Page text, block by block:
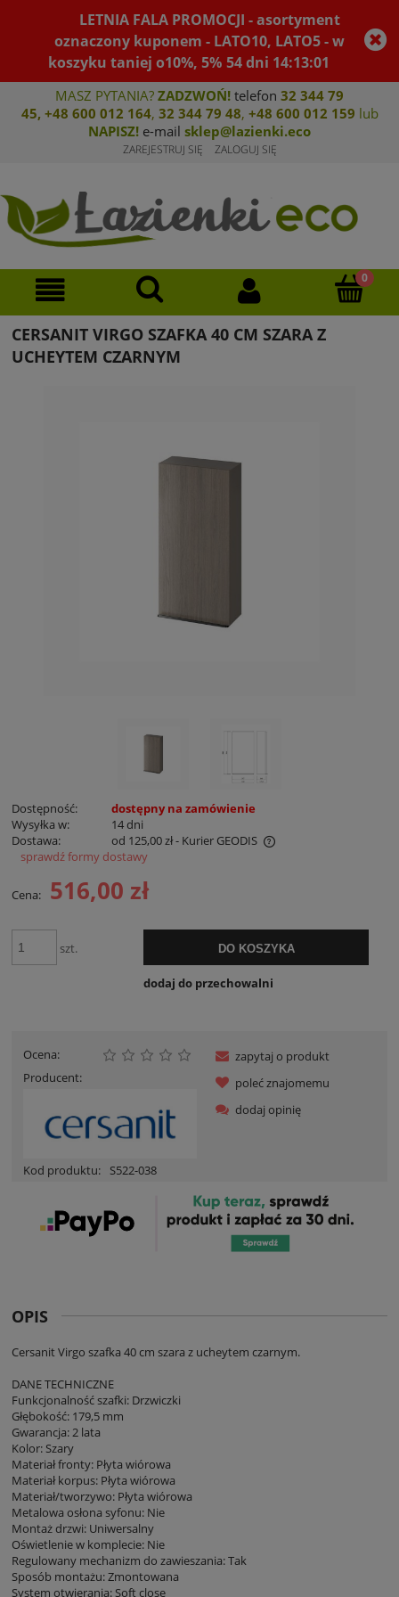
LETNIA FALA PROMOCJI - asortyment
oznaczony kuponem - LATO10, LATO5 - w
koszyku taniej o10%, 5% 54dni 14:13:01
MASZ PYTANIA? ZADZWOŃ! telefon 32 344 79
45, +48 600 012 164, 32 344 79 48, +48 600 012 159 lub
NAPISZ! e-mail sklep@lazienki.eco
ZAREJESTRUJ SIĘ ZALOGUJ SIĘ
CERSANIT VIRGO SZAFKA 40 CM SZARA Z
UCHEYTEM CZARNYM
Dostępność:
dostępny na zamówienie
Wysyłka w:
14 dni
Dostawa:
od 125,00 zł- Kurier GEODIS
Cena nie zawiera ewentualnych kosztów płatności
sprawdź formy dostawy
Cena: 516,00 zł
szt. DO KOSZYKA
dodaj do przechowalni
Ocena:
Producent:
Kod produktu: S522-038
zapytaj o produkt
poleć znajomemu
dodaj opinię
OPIS
Cersanit Virgo szafka 40 cm szara z ucheytem czarnym.
DANE TECHNICZNE
Funkcjonalność szafki: Drzwiczki
Głębokość: 179,5 mm
Gwarancja: 2 lata
Kolor: Szary
Materiał fronty: Płyta wiórowa
Materiał korpus: Płyta wiórowa
Materiał/tworzywo: Płyta wiórowa
Metalowa osłona syfonu: Nie
Montaż drzwi: Uniwersalny
Oświetlenie w komplecie: Nie
Regulowany mechanizm do zawieszania: Tak
Sposób montażu: Zmontowana
System otwierania: Soft close